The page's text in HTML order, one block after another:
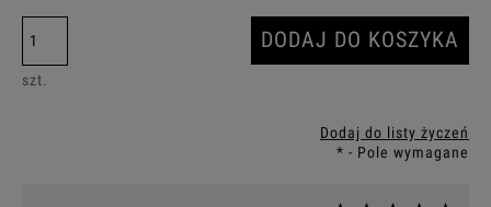
szt.
DODAJ DO KOSZYKA
Dodaj do listy życzeń
* - Pole wymagane